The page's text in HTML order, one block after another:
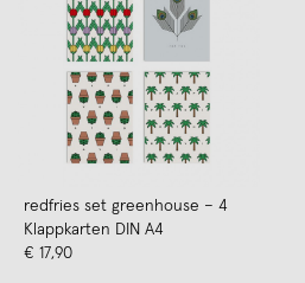
redfries set greenhouse – 4
Klappkarten DIN A4
€ 17,90